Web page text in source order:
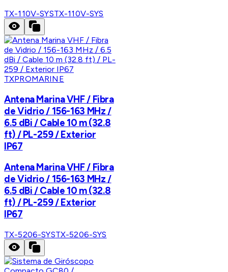
TX-110V-SYSTX-110V-SYS
TXPROMARINE
Antena Marina VHF / Fibra
de Vidrio / 156-163 MHz /
6.5 dBi / Cable 10 m (32.8
ft) / PL-259 / Exterior
IP67
Antena Marina VHF / Fibra
de Vidrio / 156-163 MHz /
6.5 dBi / Cable 10 m (32.8
ft) / PL-259 / Exterior
IP67
TX-5206-SYSTX-5206-SYS